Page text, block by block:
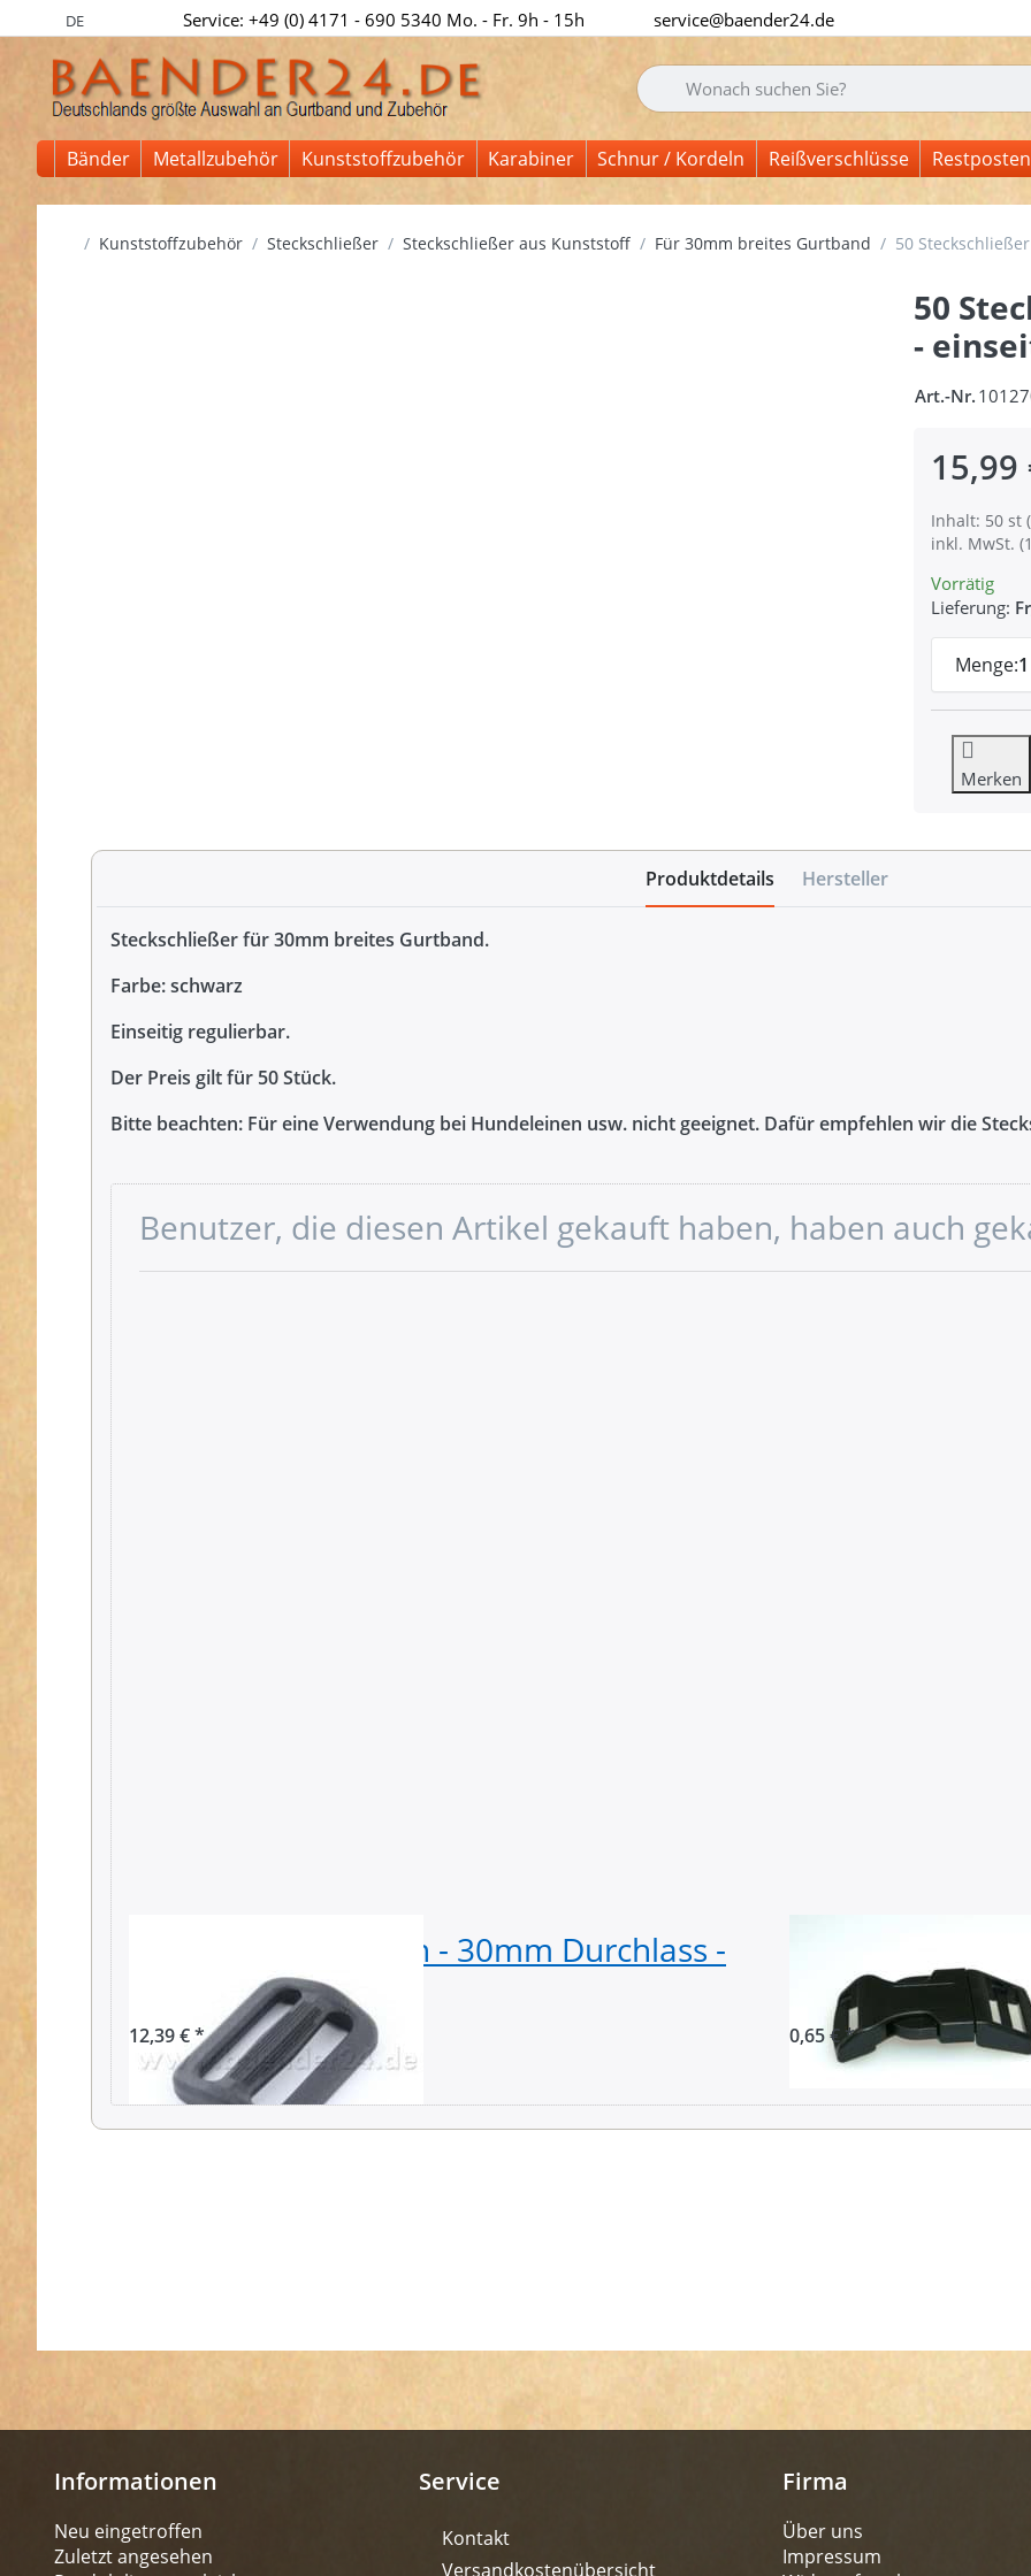
DE Service: +49 (0) 4171 - 690 5340 Mo. - Fr. 9h - 15h service@baender24.de
Geben Sie einen Suchbegriff ein. Während Sie
Bänder Metallzubehör Kunststoffzubehör Karabiner Schnur / Kordeln Reißverschlüsse Restposten
Startseite
Kunststoffzubehör Steckschließer Steckschließer aus Kunststoff Für 30mm breites Gurtband 50
50
-
Art.-Nr.
15,99
Inhalt: 50 st
inkl. MwSt.
Vorrätig
Lieferung:
Menge:1
Merken
Produktdetails Hersteller
Steckschließer für 30mm breites Gurtband.
Farbe: schwarz
Einseitig regulierbar.
Der Preis gilt für 50 Stück.
Bitte beachten: Für eine Verwendung bei Hundeleinen usw. nicht geeignet. Dafür empfehlen wir die
Benutzer, die diesen Artikel gekauft haben, haben auch
Regulator aus Nylon - 30mm Durchlass -
50 Stück
12,39 € *
Gebogener
Durchlass - 1
0,65 € *
Informationen
Neu eingetroffen
Zuletzt angesehen
Service
Kontakt
Versandkostenübersicht
Firma
Über uns
Impressum